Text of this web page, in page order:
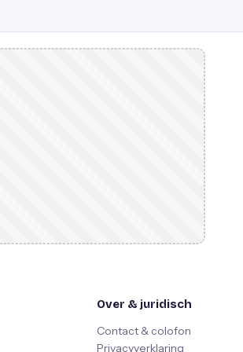
Over & juridisch
Contact & colofon
Privacyverklaring